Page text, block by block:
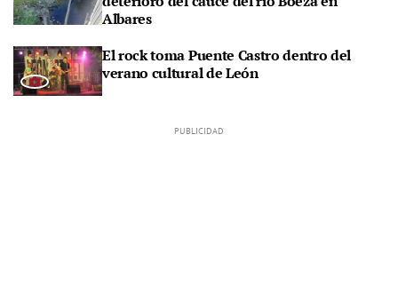
Albares
El rock toma Puente Castro dentro del
verano cultural de León